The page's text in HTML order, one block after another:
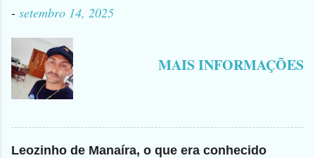
- setembro 14, 2025
MAIS INFORMAÇÕES
Leozinho de Manaíra, o que era conhecido